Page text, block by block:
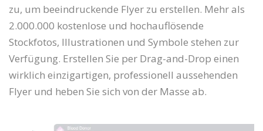
zu, um beeindruckende Flyer zu erstellen. Mehr als
2.000.000 kostenlose und hochauflösende
Stockfotos, Illustrationen und Symbole stehen zur
Verfügung. Erstellen Sie per Drag-and-Drop einen
wirklich einzigartigen, professionell aussehenden
Flyer und heben Sie sich von der Masse ab.